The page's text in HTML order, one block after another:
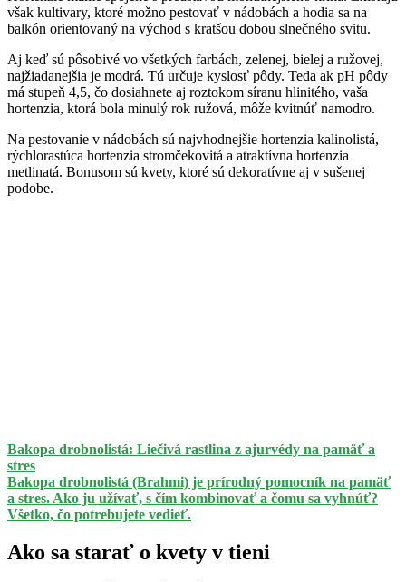
však kultivary, ktoré možno pestovať v nádobách a hodia sa na
balkón orientovaný na východ s kratšou dobou slnečného svitu.
Aj keď sú pôsobivé vo všetkých farbách, zelenej, bielej a ružovej,
najžiadanejšia je modrá. Tú určuje kyslosť pôdy. Teda ak pH pôdy
má stupeň 4,5, čo dosiahnete aj roztokom síranu hlinitého, vaša
hortenzia, ktorá bola minulý rok ružová, môže kvitnúť namodro.
Na pestovanie v nádobách sú najvhodnejšie hortenzia kalinolistá,
rýchlorastúca hortenzia stromčekovitá a atraktívna hortenzia
metlinatá. Bonusom sú kvety, ktoré sú dekoratívne aj v sušenej
podobe.
Bakopa drobnolistá: Liečivá rastlina z ajurvédy na pamäť a
stres
Bakopa drobnolistá (Brahmi) je prírodný pomocník na pamäť
a stres. Ako ju užívať, s čím kombinovať a čomu sa vyhnúť?
Všetko, čo potrebujete vedieť.
Ako sa starať o kvety v tieni